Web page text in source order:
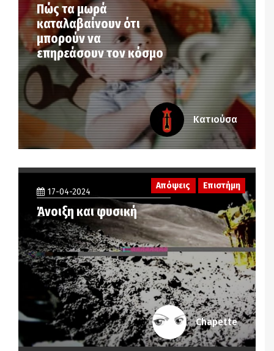
Πώς τα μωρά
καταλαβαίνουν ότι
μπορούν να
επηρεάσουν τον κόσμο
Κατιούσα
17-04-2024
Άνοιξη και φυσική
Απόψεις Επιστήμη
Chapette